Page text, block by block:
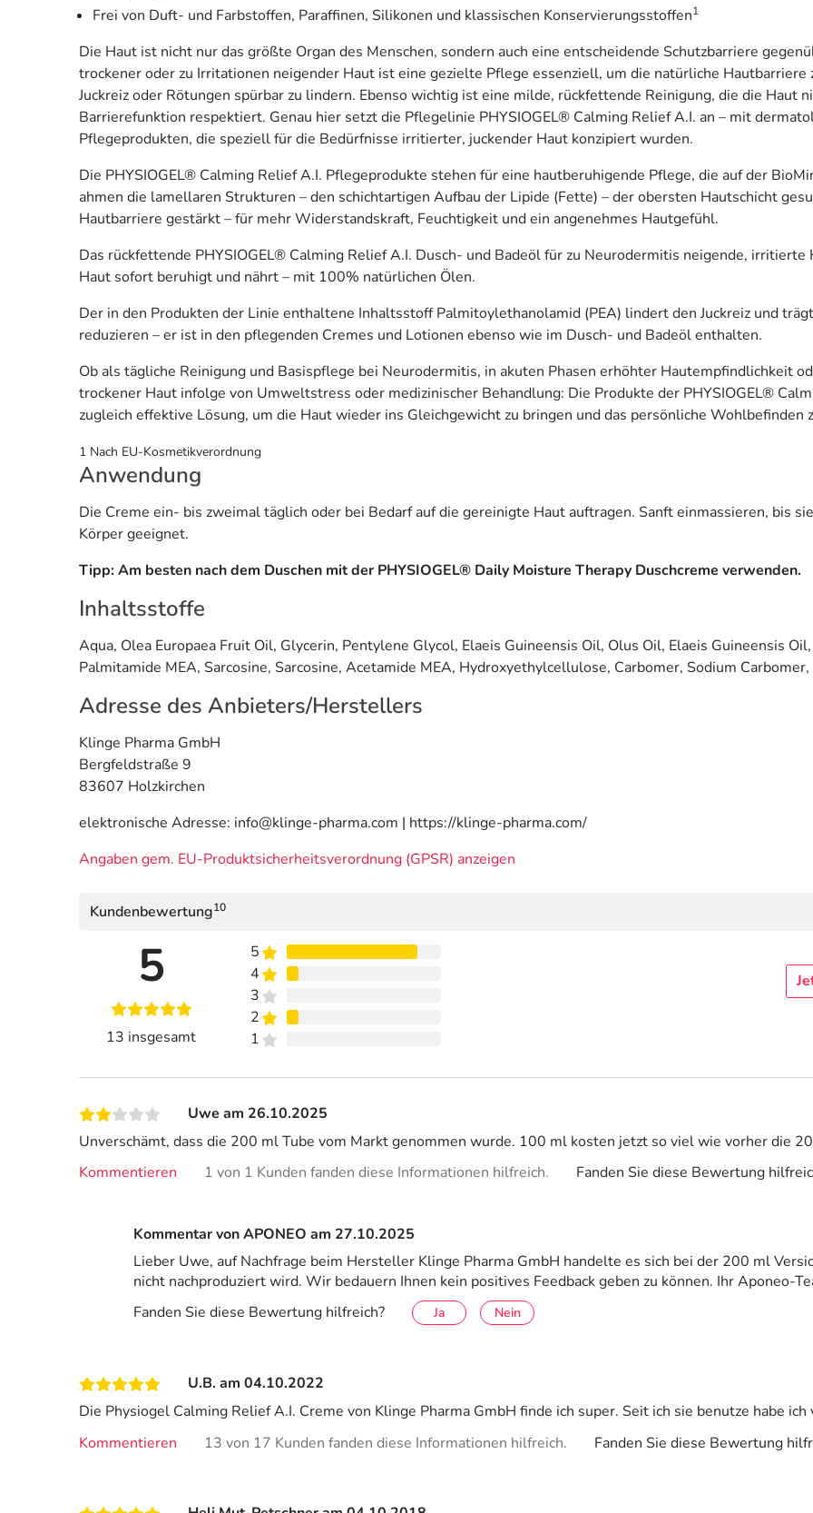
Frei von Duft- und Farbstoffen, Paraffinen, Silikonen und klassischen Konservierungsstoffen1
Die Haut ist nicht nur das größte Organ des Menschen, sondern auch eine entscheidende Schutzbarriere
trockener oder zu Irritationen neigender Haut ist eine gezielte Pflege essenziell, um die natürliche
Juckreiz oder Rötungen spürbar zu lindern. Ebenso wichtig ist eine milde, rückfettende Reinigung, die die Haut
Barrierefunktion respektiert. Genau hier setzt die Pflegelinie PHYSIOGEL® Calming Relief A.I. an – mit
Pflegeprodukten, die speziell für die Bedürfnisse irritierter, juckender Haut konzipiert wurden.
Die PHYSIOGEL® Calming Relief A.I. Pflegeprodukte stehen für eine hautberuhigende Pflege, die auf der
ahmen die lamellaren Strukturen – den schichtartigen Aufbau der Lipide (Fette) – der obersten Hautschicht
Hautbarriere gestärkt – für mehr Widerstandskraft, Feuchtigkeit und ein angenehmes Hautgefühl.
Das rückfettende PHYSIOGEL® Calming Relief A.I. Dusch- und Badeöl für zu Neurodermitis neigende,
Haut sofort beruhigt und nährt – mit 100% natürlichen Ölen.
Der in den Produkten der Linie enthaltene Inhaltsstoff Palmitoylethanolamid (PEA) lindert den Juckreiz und
reduzieren – er ist in den pflegenden Cremes und Lotionen ebenso wie im Dusch- und Badeöl enthalten.
Ob als tägliche Reinigung und Basispflege bei Neurodermitis, in akuten Phasen erhöhter Hautempfindlichkeit
trockener Haut infolge von Umweltstress oder medizinischer Behandlung: Die Produkte der PHYSIOGEL®
zugleich effektive Lösung, um die Haut wieder ins Gleichgewicht zu bringen und das persönliche Wohlbefinden
1 Nach EU-Kosmetikverordnung
Anwendung
Die Creme ein- bis zweimal täglich oder bei Bedarf auf die gereinigte Haut auftragen. Sanft einmassieren, bis
Körper geeignet.
Tipp: Am besten nach dem Duschen mit der PHYSIOGEL® Daily Moisture Therapy Duschcreme verwenden.
Inhaltsstoffe
Aqua, Olea Europaea Fruit Oil, Glycerin, Pentylene Glycol, Elaeis Guineensis Oil, Olus Oil, Elaeis Guineensis
Palmitamide MEA, Sarcosine, Sarcosine, Acetamide MEA, Hydroxyethylcellulose, Carbomer, Sodium Carbomer,
Adresse des Anbieters/Herstellers
Klinge Pharma GmbH
Bergfeldstraße 9
83607 Holzkirchen
elektronische Adresse: info@klinge-pharma.com | https://klinge-pharma.com/
Angaben gem. EU-Produktsicherheitsverordnung (GPSR) anzeigen
Kundenbewertung10
5
13 insgesamt
5
4
3
2
1
Uwe am 26.10.2025
Unverschämt, dass die 200 ml Tube vom Markt genommen wurde. 100 ml kosten jetzt so viel wie vorher die
Kommentieren
1 von 1 Kunden fanden diese Informationen hilfreich. Fanden Sie diese Bewertung
Kommentar von APONEO am 27.10.2025
Lieber Uwe, auf Nachfrage beim Hersteller Klinge Pharma GmbH handelte es sich bei der 200 ml
nicht nachproduziert wird. Wir bedauern Ihnen kein positives Feedback geben zu können. Ihr Aponeo-
Fanden Sie diese Bewertung hilfreich?
Ja Nein
U.B. am 04.10.2022
Die Physiogel Calming Relief A.I. Creme von Klinge Pharma GmbH finde ich super. Seit ich sie benutze habe
Kommentieren
13 von 17 Kunden fanden diese Informationen hilfreich. Fanden Sie diese Bewertung